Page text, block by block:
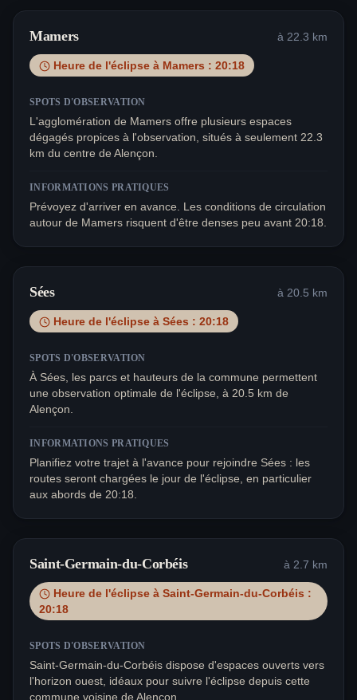
Mamers à 22.3 km
Heure de l'éclipse à Mamers : 20:18
SPOTS D'OBSERVATION
L'agglomération de Mamers offre plusieurs espaces
dégagés propices à l'observation, situés à seulement 22.3
km du centre de Alençon.
INFORMATIONS PRATIQUES
Prévoyez d'arriver en avance. Les conditions de circulation
autour de Mamers risquent d'être denses peu avant 20:18.
Sées à 20.5 km
Heure de l'éclipse à Sées : 20:18
SPOTS D'OBSERVATION
À Sées, les parcs et hauteurs de la commune permettent
une observation optimale de l'éclipse, à 20.5 km de
Alençon.
INFORMATIONS PRATIQUES
Planifiez votre trajet à l'avance pour rejoindre Sées : les
routes seront chargées le jour de l'éclipse, en particulier
aux abords de 20:18.
Saint-Germain-du-Corbéis à 2.7 km
Heure de l'éclipse à Saint-Germain-du-Corbéis :
20:18
SPOTS D'OBSERVATION
Saint-Germain-du-Corbéis dispose d'espaces ouverts vers
l'horizon ouest, idéaux pour suivre l'éclipse depuis cette
commune voisine de Alençon.